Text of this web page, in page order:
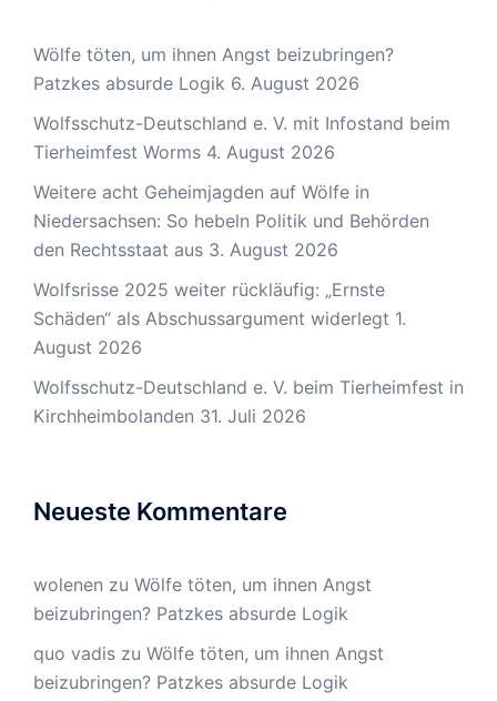
Wölfe töten, um ihnen Angst beizubringen?
Patzkes absurde Logik 6. August 2026
Wolfsschutz-Deutschland e. V. mit Infostand beim
Tierheimfest Worms 4. August 2026
Weitere acht Geheimjagden auf Wölfe in
Niedersachsen: So hebeln Politik und Behörden
den Rechtsstaat aus 3. August 2026
Wolfsrisse 2025 weiter rückläufig: „Ernste
Schäden“ als Abschussargument widerlegt 1.
August 2026
Wolfsschutz-Deutschland e. V. beim Tierheimfest in
Kirchheimbolanden 31. Juli 2026
Neueste Kommentare
wolenen zu Wölfe töten, um ihnen Angst
beizubringen? Patzkes absurde Logik
quo vadis zu Wölfe töten, um ihnen Angst
beizubringen? Patzkes absurde Logik